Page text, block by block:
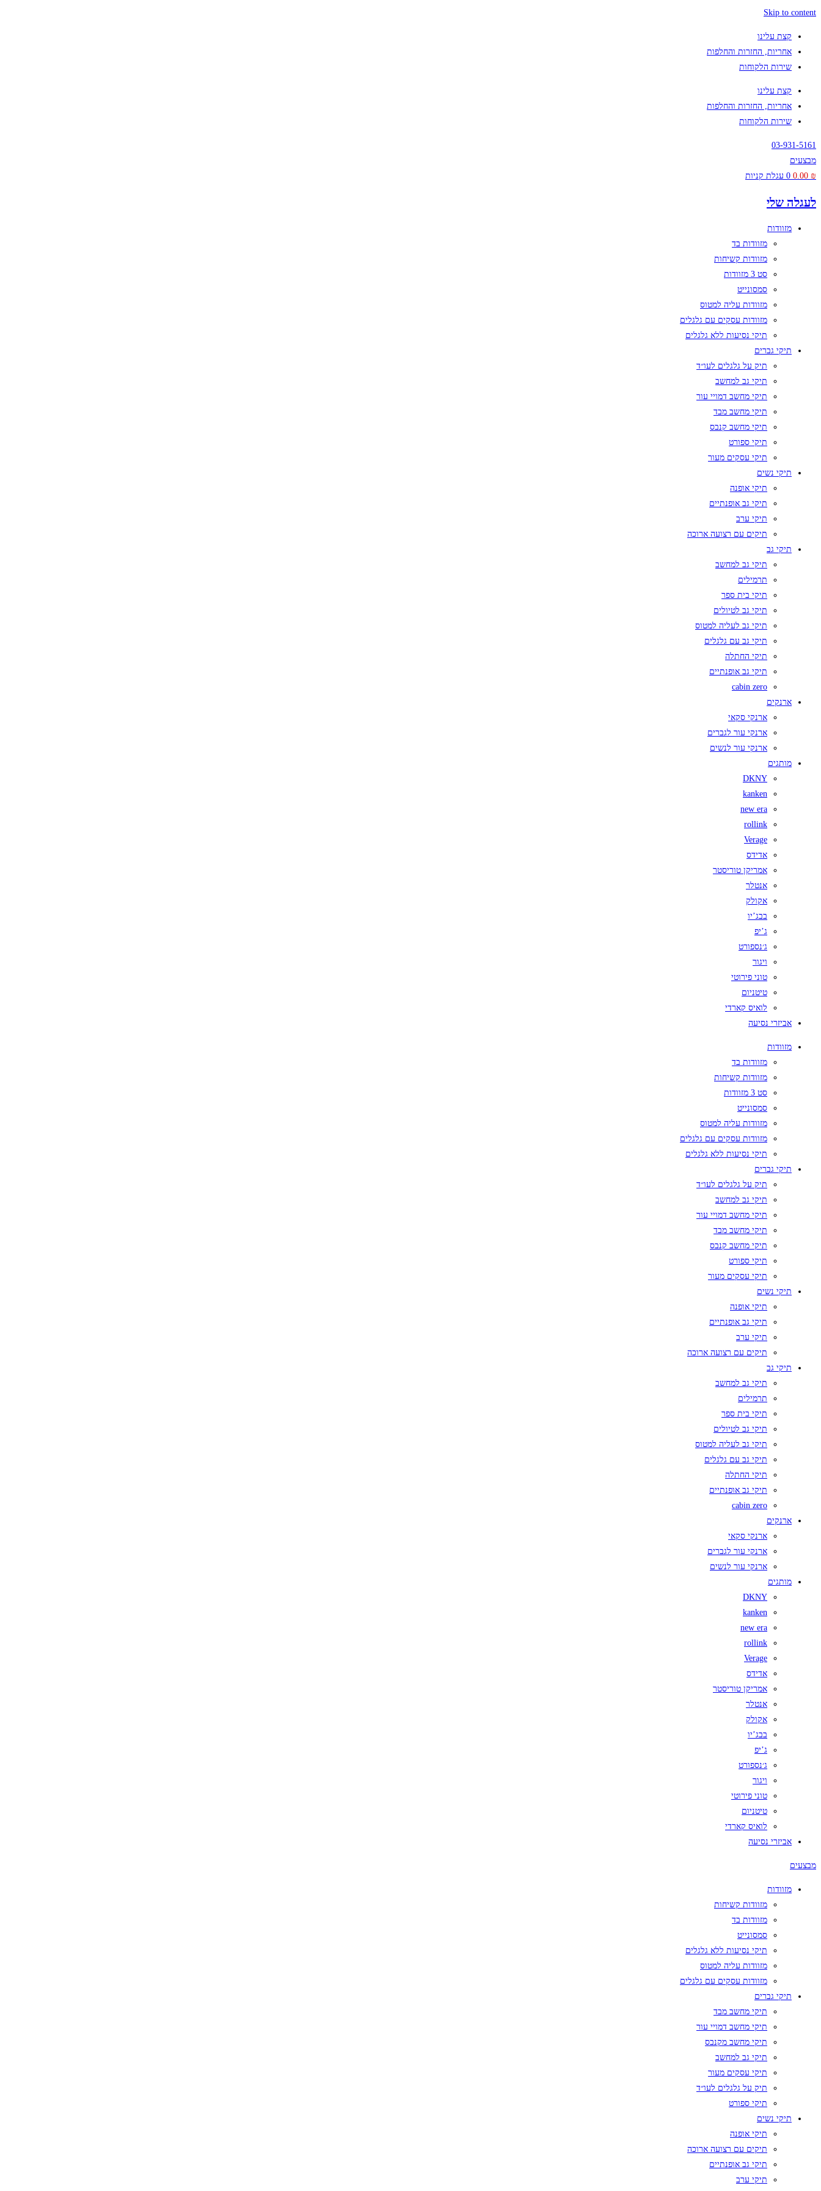
Skip to content
קצת עלינו
אחריות, החזרות והחלפות
שירות הלקוחות
קצת עלינו
אחריות, החזרות והחלפות
שירות הלקוחות
03-931-5161
מבצעים
0.00 ₪
0 עגלת קניות
לעגלה שלי
מזוודות
מזוודות בד
מזוודות קשיחות
סט 3 מזוודות
סמסונייט
מזוודות עליה למטוס
מזוודות עסקים עם גלגלים
תיקי נסיעות ללא גלגלים
תיקי גברים
תיק על גלגלים לעו״ד
תיקי גב למחשב
תיקי מחשב דמויי עור
תיקי מחשב מבד
תיקי מחשב קנבס
תיקי ספורט
תיקי עסקים מעור
תיקי נשים
תיקי אופנה
תיקי גב אופנתיים
תיקי ערב
תיקים עם רצועה ארוכה
תיקי גב
תיקי גב למחשב
תרמילים
תיקי בית ספר
תיקי גב לטיולים
תיקי גב לעליה למטוס
תיקי גב עם גלגלים
תיקי החתלה
תיקי גב אופנתיים
cabin zero
ארנקים
ארנקי סקאי
ארנקי עור לגברים
ארנקי עור לנשים
מותגים
DKNY
kanken
new era
rollink
Verage
אדידס
אמריקן טוריסטר
אנטלר
אקולק
בבג’יו
ג’יפ
ג׳נספורט
ויגור
טוני פירוטי
טיטניום
לואיס קארדי
אביזרי נסיעה
מזוודות
מזוודות בד
מזוודות קשיחות
סט 3 מזוודות
סמסונייט
מזוודות עליה למטוס
מזוודות עסקים עם גלגלים
תיקי נסיעות ללא גלגלים
תיקי גברים
תיק על גלגלים לעו״ד
תיקי גב למחשב
תיקי מחשב דמויי עור
תיקי מחשב מבד
תיקי מחשב קנבס
תיקי ספורט
תיקי עסקים מעור
תיקי נשים
תיקי אופנה
תיקי גב אופנתיים
תיקי ערב
תיקים עם רצועה ארוכה
תיקי גב
תיקי גב למחשב
תרמילים
תיקי בית ספר
תיקי גב לטיולים
תיקי גב לעליה למטוס
תיקי גב עם גלגלים
תיקי החתלה
תיקי גב אופנתיים
cabin zero
ארנקים
ארנקי סקאי
ארנקי עור לגברים
ארנקי עור לנשים
מותגים
DKNY
kanken
new era
rollink
Verage
אדידס
אמריקן טוריסטר
אנטלר
אקולק
בבג’יו
ג’יפ
ג׳נספורט
ויגור
טוני פירוטי
טיטניום
לואיס קארדי
אביזרי נסיעה
מבצעים
מזוודות
מזוודות קשיחות
מזוודות בד
סמסונייט
תיקי נסיעות ללא גלגלים
מזוודות עליה למטוס
מזוודות עסקים עם גלגלים
תיקי גברים
תיקי מחשב מבד
תיקי מחשב דמויי עור
תיקי מחשב מקנבס
תיקי גב למחשב
תיקי עסקים מעור
תיק על גלגלים לעו״ד
תיקי ספורט
תיקי נשים
תיקי אופנה
תיקים עם רצועה ארוכה
תיקי גב אופנתיים
תיקי ערב